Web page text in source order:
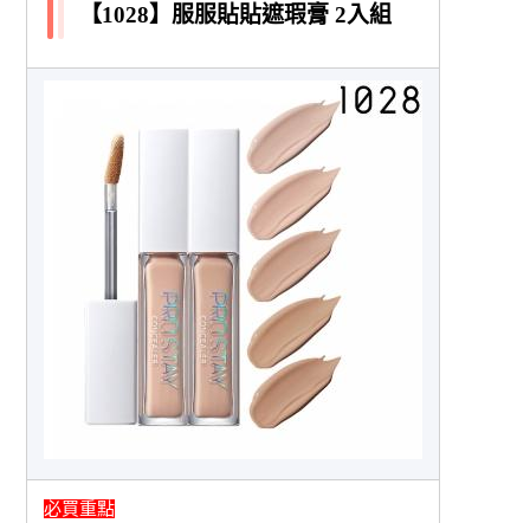
【1028】服服貼貼遮瑕膏 2入組
必買重點